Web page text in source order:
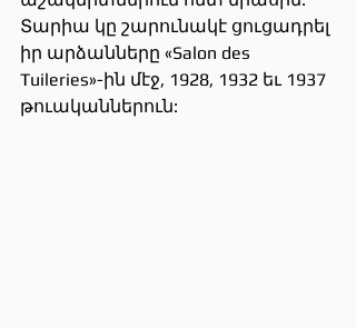
Տարիա կը շարունակէ ցուցադրել
իր արձանները «Salon des
Tuileries»-ին մէջ, 1928, 1932 եւ 1937
թուականներուն: